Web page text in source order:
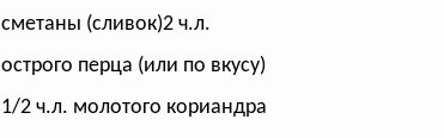
сметаны (сливок)2 ч.л.
острого перца (или по вкусу)
1/2 ч.л. молотого кориандра